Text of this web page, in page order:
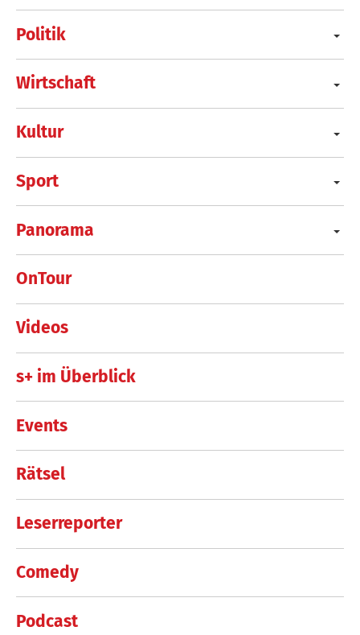
Politik
Wirtschaft
Kultur
Sport
Panorama
OnTour
Videos
s+ im Überblick
Events
Rätsel
Leserreporter
Comedy
Podcast